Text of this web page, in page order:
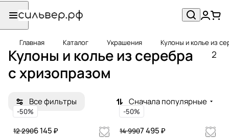
Главная Каталог Украшения Кулоны и колье из
Кулоны и колье из серебра
с хризопразом
2
Все фильтры Сначала популярные
-50%
6 145 ₽
12 290
-50%
7 495 ₽
14 990